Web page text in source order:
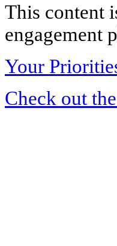
This content
engagement
Your
Check out